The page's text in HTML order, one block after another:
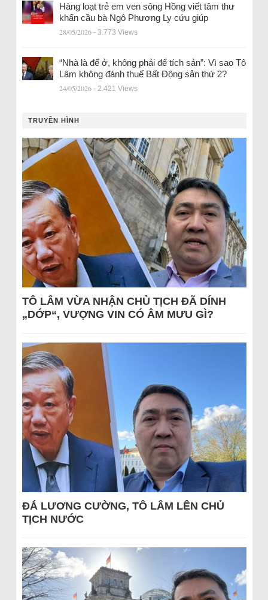
Hàng loạt trẻ em ven sông Hồng viết tâm thư
khẩn cầu bà Ngô Phương Ly cứu giúp
28/05/2026 - 3.773 Views
“Nhà là để ở, không phải để tích sản”: Vì sao Tô
Lâm không đánh thuế Bất Động sản thứ 2?
24/05/2026 - 2.421 Views
TRUYỀN HÌNH
TÔ LÂM VỪA NHẬN CHỦ TỊCH ĐÃ DÍNH
„DỚP“, VƯỢNG VIN CÓ ÂM MƯU GÌ?
ĐÁ LƯƠNG CƯỜNG, TÔ LÂM LÊN CHỦ
TỊCH NƯỚC